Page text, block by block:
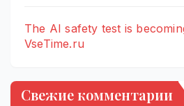
The AI safety test is
VseTime.ru
Свежие комментарии